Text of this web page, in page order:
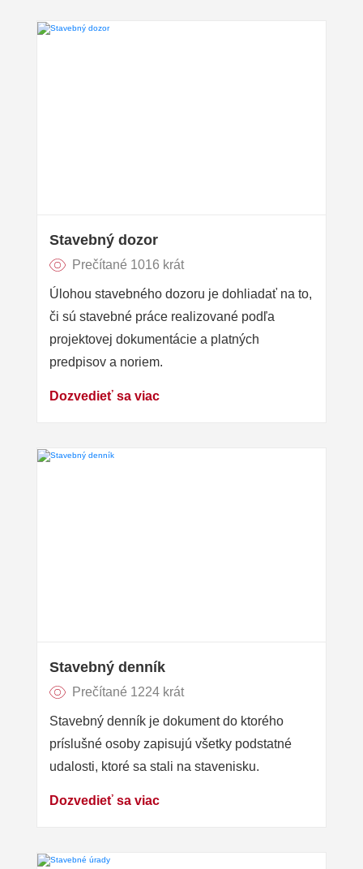
Stavebný dozor
Prečítané 1016 krát
Úlohou stavebného dozoru je dohliadať na to,
či sú stavebné práce realizované podľa
projektovej dokumentácie a platných
predpisov a noriem.
Dozvedieť sa viac
Stavebný denník
Prečítané 1224 krát
Stavebný denník je dokument do ktorého
príslušné osoby zapisujú všetky podstatné
udalosti, ktoré sa stali na stavenisku.
Dozvedieť sa viac